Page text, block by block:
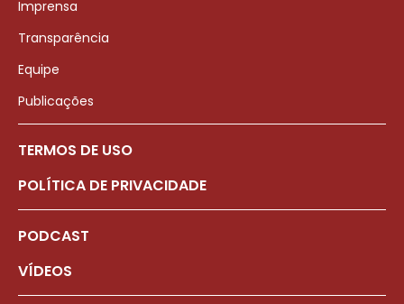
Imprensa
Transparência
Equipe
Publicações
TERMOS DE USO
POLÍTICA DE PRIVACIDADE
PODCAST
VÍDEOS